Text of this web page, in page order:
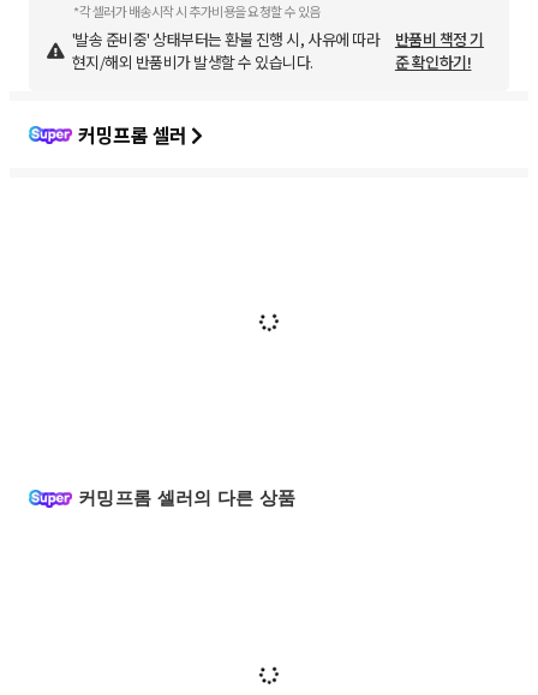
*각 셀러가 배송시작 시 추가비용을 요청할 수 있음
'발송 준비중' 상태부터는 환불 진행 시, 사유에 따라
현지/해외 반품비가 발생할 수 있습니다.
반품비 책정 기
준 확인하기!
커밍프롬 셀러
커밍프롬 셀러의 다른 상품